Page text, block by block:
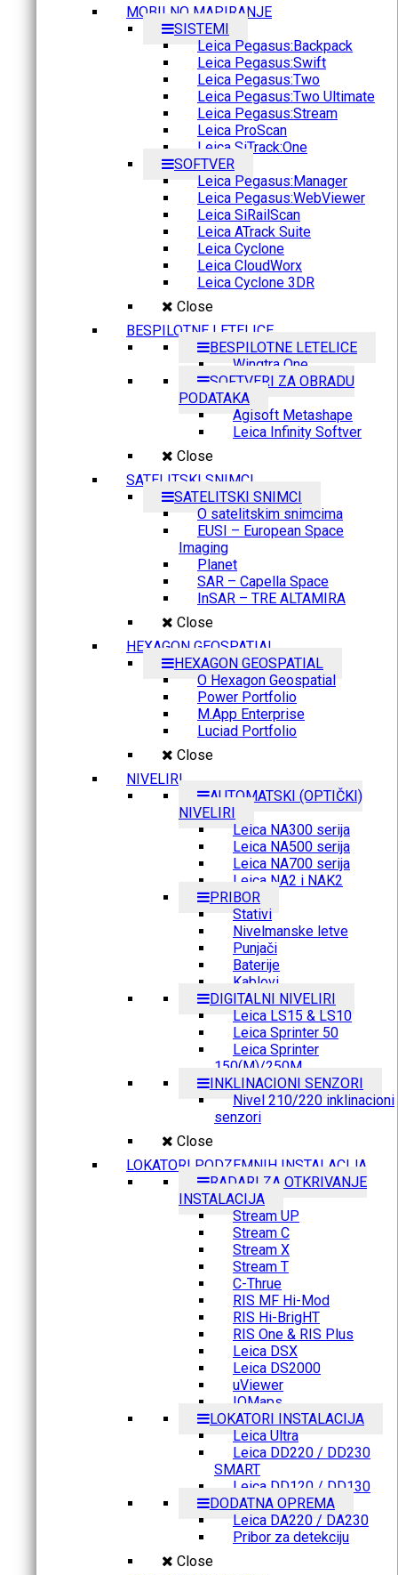
MOBILNO MAPIRANJE
SISTEMI
Leica Pegasus:Backpack
Leica Pegasus:Swift
Leica Pegasus:Two
Leica Pegasus:Two Ultimate
Leica Pegasus:Stream
Leica ProScan
Leica SiTrack:One
SOFTVER
Leica Pegasus:Manager
Leica Pegasus:WebViewer
Leica SiRailScan
Leica ATrack Suite
Leica Cyclone
Leica CloudWorx
Leica Cyclone 3DR
Close
BESPILOTNE LETELICE
BESPILOTNE LETELICE
Wingtra One
SOFTVERI ZA OBRADU
PODATAKA
Agisoft Metashape
Leica Infinity Softver
Close
SATELITSKI SNIMCI
SATELITSKI SNIMCI
O satelitskim snimcima
EUSI – European Space
Imaging
Planet
SAR – Capella Space
InSAR – TRE ALTAMIRA
Close
HEXAGON GEOSPATIAL
HEXAGON GEOSPATIAL
O Hexagon Geospatial
Power Portfolio
M.App Enterprise
Luciad Portfolio
Close
NIVELIRI
AUTOMATSKI (OPTIČKI)
NIVELIRI
Leica NA300 serija
Leica NA500 serija
Leica NA700 serija
Leica NA2 i NAK2
PRIBOR
Stativi
Nivelmanske letve
Punjači
Baterije
Kablovi
DIGITALNI NIVELIRI
Leica LS15 & LS10
Leica Sprinter 50
Leica Sprinter
150(M)/250M
INKLINACIONI SENZORI
Nivel 210/220 inklinacioni
senzori
Close
LOKATORI PODZEMNIH INSTALACIJA
RADARI ZA OTKRIVANJE
INSTALACIJA
Stream UP
Stream C
Stream X
Stream T
C-Thrue
RIS MF Hi-Mod
RIS Hi-BrigHT
RIS One & RIS Plus
Leica DSX
Leica DS2000
uViewer
IQMaps
LOKATORI INSTALACIJA
Leica Ultra
Leica DD220 / DD230
SMART
Leica DD120 / DD130
DODATNA OPREMA
Leica DA220 / DA230
Pribor za detekciju
Close